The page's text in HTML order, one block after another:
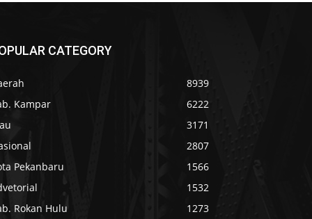
CATEGORY
8939
Kampar
6222
3171
2807
Pekanbaru
1566
1532
Rokan Hulu
1273